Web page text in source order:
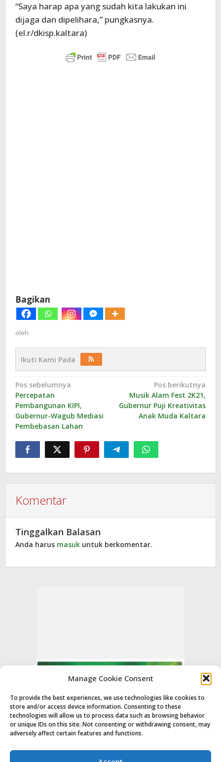
Manage Cookie Consent
To provide the best experiences, we use technologies like cookies to
store and/or access device information. Consenting to these
technologies will allow us to process data such as browsing behavior
or unique IDs on this site. Not consenting or withdrawing consent, may
adversely affect certain features and functions.
“Saya harap apa yang sudah kita lakukan ini
dijaga dan dipelihara,” pungkasnya.
(el.r/dkisp.kaltara)
Bagikan
oleh
Ikuti Kami Pada
Navigasi
pos
Pos sebelumnya
Percepatan
Pembangunan KIPI,
Gubernur-Wagub Mediasi
Pembebasan Lahan
Pos berikutnya
Musik Alam Fest 2K21,
Gubernur Puji Kreativitas
Anak Muda Kaltara
Komentar
Tinggalkan Balasan
Anda harus masuk untuk berkomentar.